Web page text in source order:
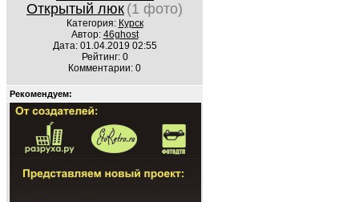
Открытый люк (1 фото)
Категория: Курск
Автор: 46ghost
Дата: 01.04.2019 02:55
Рейтинг: 0
Комментарии: 0
Рекомендуем: